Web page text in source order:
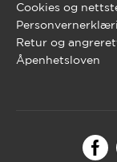
Cookies og
Retur og
Åpenhetsloven